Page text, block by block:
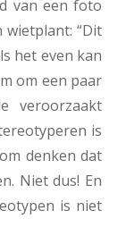
van een foto
wietplant: “Dit
het even kan
om een paar
veroorzaakt
is
denken dat
Niet dus! En
is niet